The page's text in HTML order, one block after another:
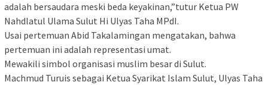
adalah bersaudara meski beda keyakinan,”tutur Ketua PW
Nahdlatul Ulama Sulut Hi Ulyas Taha MPdI.
Usai pertemuan Abid Takalamingan mengatakan, bahwa
pertemuan ini adalah representasi umat.
Mewakili simbol organisasi muslim besar di Sulut.
Machmud Turuis sebagai Ketua Syarikat Islam Sulut, Ulyas Taha